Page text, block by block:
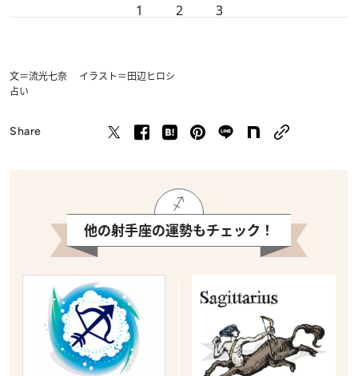
1 2 3
文＝流光七奈 イラスト＝田辺ヒロシ
占い
Share
他の射手座の運勢もチェック！